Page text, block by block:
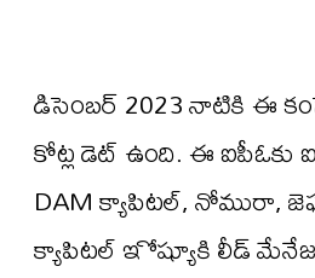
డిసెంబర్ 2023 నాటికి ఈ
కోట్ల డెట్ ఉంది. ఈ ఐపీఓకు
DAM క్యాపిటల్, నోమురా,
క్యాపిటల్ ఇోష్యూకి లీడ్